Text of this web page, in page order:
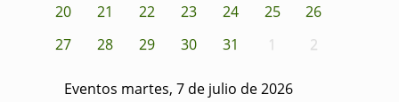
20
21 22 23 24 25
26
27
28 29 30 31 1 2
Eventos martes, 7 de julio de 2026